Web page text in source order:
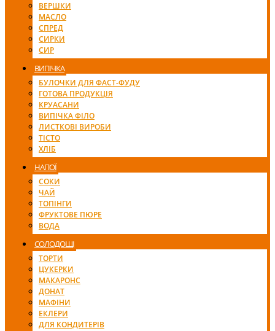
ВЕРШКИ
МАСЛО
СПРЕД
СИРКИ
СИР
ВИПІЧКА
БУЛОЧКИ ДЛЯ ФАСТ-ФУДУ
ГОТОВА ПРОДУКЦІЯ
КРУАСАНИ
ВИПІЧКА ФІЛО
ЛИСТКОВІ ВИРОБИ
ТІСТО
ХЛІБ
НАПОЇ
СОКИ
ЧАЙ
ТОПІНГИ
ФРУКТОВЕ ПЮРЕ
ВОДА
СОЛОДОЩІ
ТОРТИ
ЦУКЕРКИ
МАКАРОНС
ДОНАТ
МАФІНИ
ЕКЛЕРИ
ДЛЯ КОНДИТЕРІВ